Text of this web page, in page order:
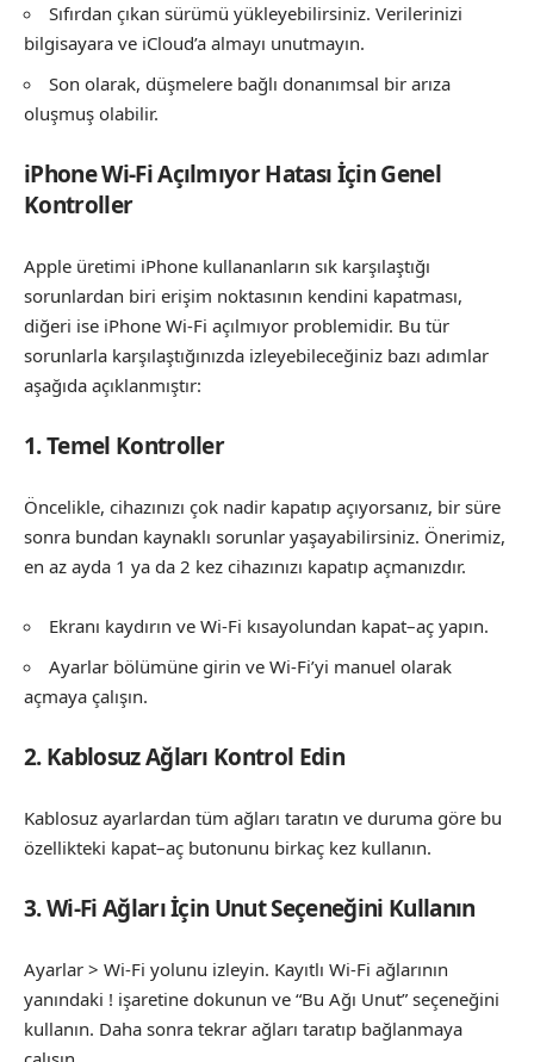
Sıfırdan çıkan sürümü yükleyebilirsiniz. Verilerinizi
bilgisayara ve iCloud’a almayı unutmayın.
Son olarak, düşmelere bağlı donanımsal bir arıza
oluşmuş olabilir.
iPhone Wi-Fi Açılmıyor Hatası İçin Genel
Kontroller
Apple üretimi iPhone kullananların sık karşılaştığı
sorunlardan biri erişim noktasının kendini kapatması,
diğeri ise iPhone Wi-Fi açılmıyor problemidir. Bu tür
sorunlarla karşılaştığınızda izleyebileceğiniz bazı adımlar
aşağıda açıklanmıştır:
1. Temel Kontroller
Öncelikle, cihazınızı çok nadir kapatıp açıyorsanız, bir süre
sonra bundan kaynaklı sorunlar yaşayabilirsiniz. Önerimiz,
en az ayda 1 ya da 2 kez cihazınızı kapatıp açmanızdır.
Ekranı kaydırın ve Wi-Fi kısayolundan kapat–aç yapın.
Ayarlar bölümüne girin ve Wi-Fi’yi manuel olarak
açmaya çalışın.
2. Kablosuz Ağları Kontrol Edin
Kablosuz ayarlardan tüm ağları taratın ve duruma göre bu
özellikteki kapat–aç butonunu birkaç kez kullanın.
3. Wi-Fi Ağları İçin Unut Seçeneğini Kullanın
Ayarlar > Wi-Fi yolunu izleyin. Kayıtlı Wi-Fi ağlarının
yanındaki ! işaretine dokunun ve “Bu Ağı Unut” seçeneğini
kullanın. Daha sonra tekrar ağları taratıp bağlanmaya